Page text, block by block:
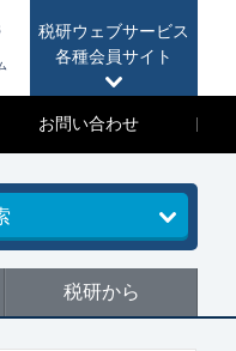
税研ウェブサービス
各種会員サイト
お問い合わせ
税研から